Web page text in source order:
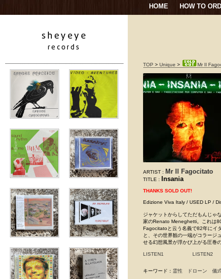
HOME HOW TO
TOP > Unique > Mr Il
ARTIST : Mr Il Fagocitato
TITLE : Insania
THANKS SOLD OUT!
Edizione Viva Italy / USED LP /
ジャケットからしてただもんじゃ
家のRenato Meneghetti。これは
Fagocitatoと云う名義で82年にイ
と、その世界観の一端がコラージ
せる幻想風景が浮かび上がる圧巻
LISTEN1 LISTEN2
キーワード： 霊性 ドローン 儀